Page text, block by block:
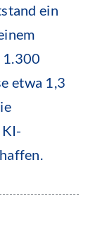
ein
1.300
etwa 1,3